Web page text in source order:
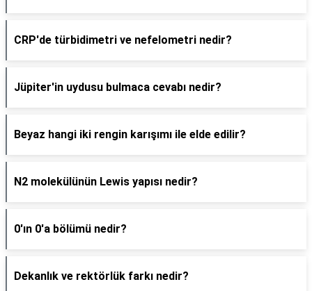
CRP'de türbidimetri ve nefelometri nedir?
Jüpiter'in uydusu bulmaca cevabı nedir?
Beyaz hangi iki rengin karışımı ile elde edilir?
N2 molekülünün Lewis yapısı nedir?
0'ın 0'a bölümü nedir?
Dekanlık ve rektörlük farkı nedir?